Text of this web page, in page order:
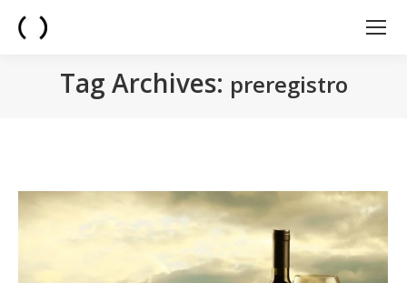
Tag Archives: preregistro